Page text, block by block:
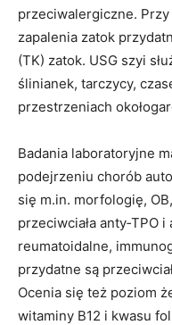
przeciwalergiczne.
zapalenia zatok
(TK) zatok. USG szyi
ślinianek, tarczycy,
przestrzeniach
Badania laboratoryjne
podejrzeniu chorób
się m.in. morfologię,
przeciwciała anty‑TPO
reumatoidalne,
przydatne są
Ocenia się też poziom
witaminy B12 i kwasu